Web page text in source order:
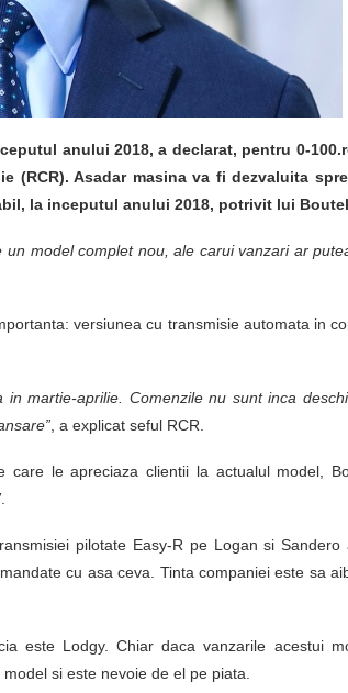
anului 2018, a declarat, pentru 0-
(RCR). Asadar masina va fi dezvaluita
la inceputul anului 2018, potrivit lui
model complet nou, ale carui vanzari ar
versiunea cu transmisie automata in
martie-aprilie. Comenzile nu sunt inca
, a explicat seful RCR.
care le apreciaza clientii la actualul model,
pilotate Easy-R pe Logan si Sandero
cu asa ceva. Tinta companiei este sa
este Lodgy. Chiar daca vanzarile acestui
si este nevoie de el pe piata.